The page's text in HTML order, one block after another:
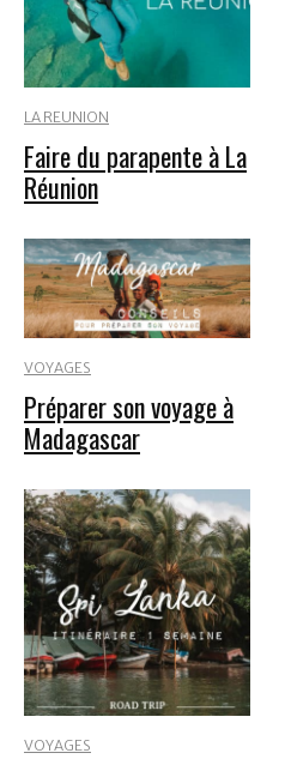
LA REUNION
Faire du parapente à La
Réunion
VOYAGES
Préparer son voyage à
Madagascar
VOYAGES